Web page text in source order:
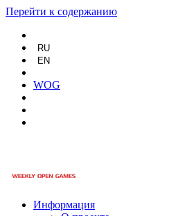
Перейти к содержанию
RU
EN
WOG
Информация